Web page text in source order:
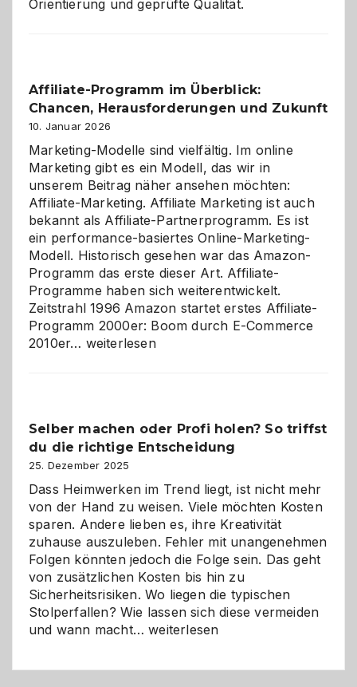
Orientierung und geprüfte Qualität.
Affiliate-Programm im Überblick:
Chancen, Herausforderungen und Zukunft
10. Januar 2026
Marketing-Modelle sind vielfältig. Im online
Marketing gibt es ein Modell, das wir in
unserem Beitrag näher ansehen möchten:
Affiliate-Marketing. Affiliate Marketing ist auch
bekannt als Affiliate-Partnerprogramm. Es ist
ein performance-basiertes Online-Marketing-
Modell. Historisch gesehen war das Amazon-
Programm das erste dieser Art. Affiliate-
Programme haben sich weiterentwickelt.
Zeitstrahl 1996 Amazon startet erstes Affiliate-
Programm 2000er: Boom durch E-Commerce
2010er… Affiliate-
Herausforderungen
und
Zukunft
weiterlesen
Selber machen oder Profi holen? So triffst
du die richtige Entscheidung
25. Dezember 2025
Dass Heimwerken im Trend liegt, ist nicht mehr
von der Hand zu weisen. Viele möchten Kosten
sparen. Andere lieben es, ihre Kreativität
zuhause auszuleben. Fehler mit unangenehmen
Folgen könnten jedoch die Folge sein. Das geht
von zusätzlichen Kosten bis hin zu
Sicherheitsrisiken. Wo liegen die typischen
Stolperfallen? Wie lassen sich diese vermeiden
und wann macht…Selber
weiterlesen